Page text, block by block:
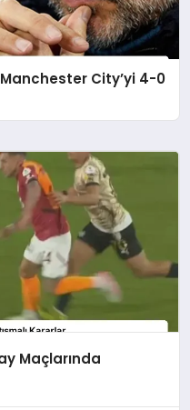
City’yi 4-0
Maçlarında